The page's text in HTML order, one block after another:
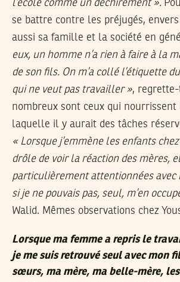
l’école comme un déchirement ».
se battre contre les préjugés,
aussi sa famille et la société en
eux, un homme n’a rien à faire à la
de son fils. On m’a collé l’étiquette
qui ne veut pas travailler »,
nombreux sont ceux qui nourrissent
laquelle il y aurait des tâches
« Lorsque j’emmène les enfants
drôle de voir la réaction des mères,
particulièrement attentionnées avec
si je ne pouvais pas, seul, m’en
Walid. Mêmes observations chez
Lorsque ma femme a repris le
je me suis retrouvé seul avec mon
sœurs, ma mère, ma belle-mère, les